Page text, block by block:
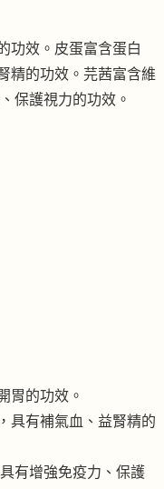
功效。皮蛋富含蛋白
精的功效。芫茜富含維
保護視力的功效。
胃的功效。
具有補氣血、益腎精的
有增強免疫力、保護